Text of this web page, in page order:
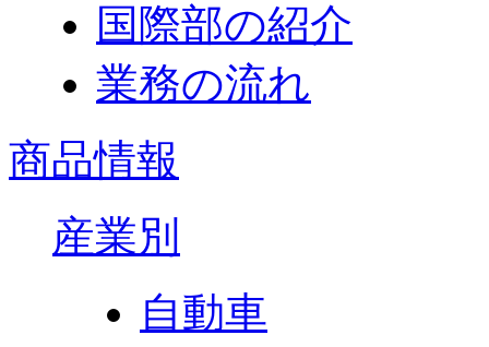
国際部の紹介
業務の流れ
商品情報
産業別
自動車